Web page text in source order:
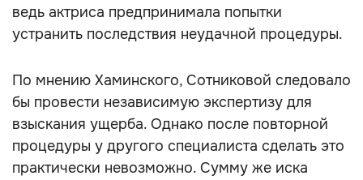
ведь актриса предпринимала попытки
устранить последствия неудачной процедуры.
По мнению Хаминского, Сотниковой следовало
бы провести независимую экспертизу для
взыскания ущерба. Однако после повторной
процедуры у другого специалиста сделать это
практически невозможно. Сумму же иска